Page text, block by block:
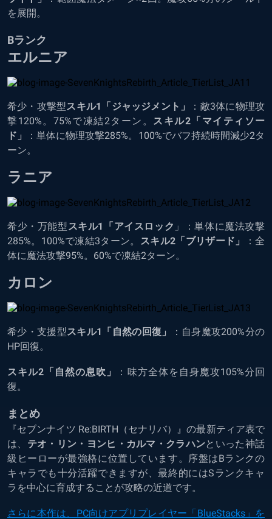
を展開。
Bランク
エルニア
希少・攻撃型スキル1「ジャッジメント」
：敵3体に物理攻
撃120%。75%で凍結2ターン。 スキル2「マイティソー
ド」
：単体に物理攻撃285%。100%でバフ持続時間減少2タ
ーン。
ラニア
希少・万能型スキル1「アイスロック 」：単体に魔法攻撃
285%。100%で凍結3ターン。 スキル2「ブリザード」
：全
体に魔法攻撃95%。60%で凍結2ターン。
カロン
希少・支援型スキル1「自然の回復」
：自身魔攻200%分の
HP回復。
スキル2「自然の息吹」
：味方全体を自身魔攻105%分回
復。
まとめ
『セブンナイツ Re:BIRTH（セナリバ）』の最新ティア表で
は、 テオ・リン・ヨンヒ・カルマ・クラハンといった神話
級ヒーローが最強格に位置しています。序盤はBランクの
キャラでも十分活躍できますが、最終的にはSランクキャ
ラを中心に育成することが攻略の近道です。
さらに本作は、PC向けアプリプレイヤー「BlueStacks」を